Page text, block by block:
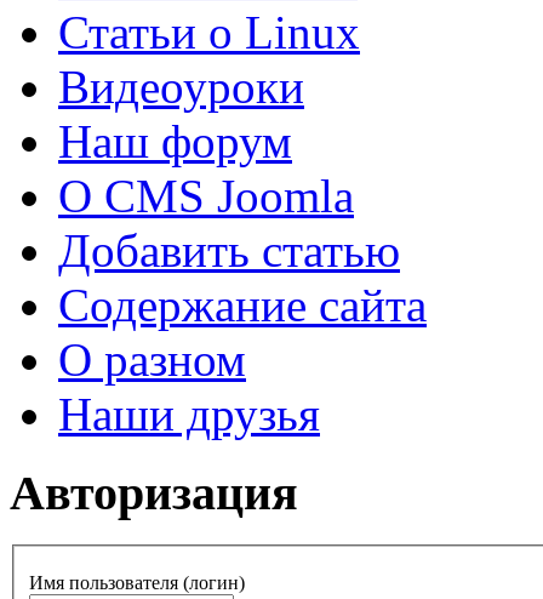
Статьи о Linux
Видеоуроки
Наш форум
О CMS Joomla
Добавить статью
Содержание сайта
О разном
Наши друзья
Авторизация
Имя пользователя (логин)